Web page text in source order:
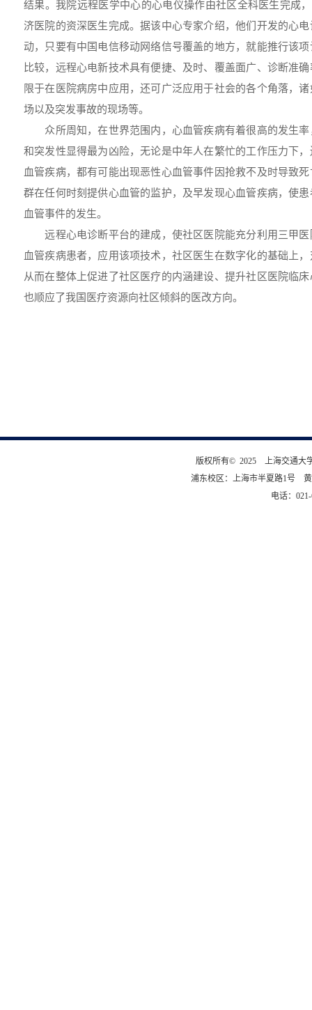
版权所有© 2025 上海交通大
浦东校区：上海市半夏路1号
电话：
结果。我院远程医学中心的心电仪操作由社区全科医生完成
济医院的资深医生完成。据该中心专家介绍，他们开发的心
动，只要有中国电信移动网络信号覆盖的地方，就能推行该
比较，远程心电新技术具有便捷、及时、覆盖面广、诊断准
限于在医院病房中应用，还可广泛应用于社会的各个角落，
场以及突发事故的现场等。
众所周知，在世界范围内，心血管疾病有着很高的发生率
和突发性显得最为凶险，无论是中年人在繁忙的工作压力下
血管疾病，都有可能出现恶性心血管事件因抢救不及时导致
群在任何时刻提供心血管的监护，及早发现心血管疾病，使
血管事件的发生。
远程心电诊断平台的建成，使社区医院能充分利用三甲医
血管疾病患者，应用该项技术，社区医生在数字化的基础上
从而在整体上促进了社区医疗的内涵建设、提升社区医院临
也顺应了我国医疗资源向社区倾斜的医改方向。